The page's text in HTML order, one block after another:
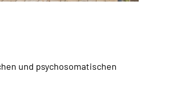
und psychosomatischen